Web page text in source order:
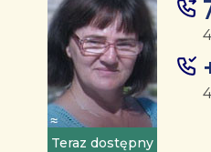
Teraz dostępny